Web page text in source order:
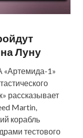
Луну
1»
рассказывает
Martin,
корабль
тестового